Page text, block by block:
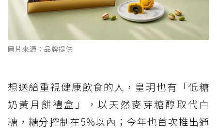
圖片來源：品牌提供
想送給重視健康飲食的人，皇玥也有「低糖
奶黃月餅禮盒」，以天然麥芽糖醇取代白
糖，糖分控制在5%以內；今年也首次推出通